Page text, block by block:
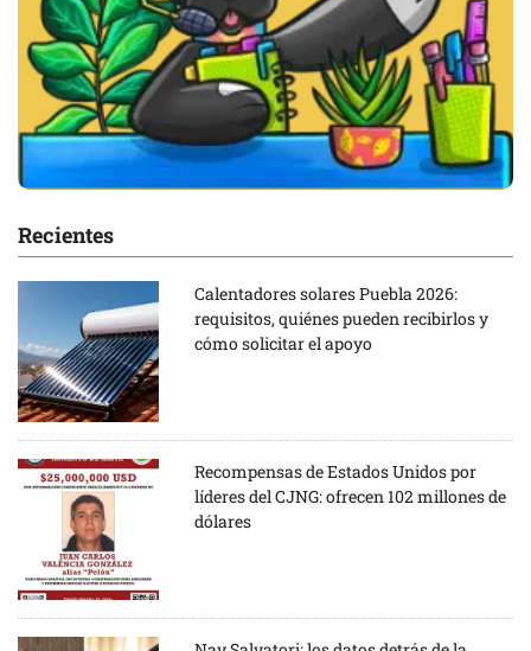
Recientes
Calentadores solares Puebla 2026:
requisitos, quiénes pueden recibirlos y
cómo solicitar el apoyo
Recompensas de Estados Unidos por
líderes del CJNG: ofrecen 102 millones de
dólares